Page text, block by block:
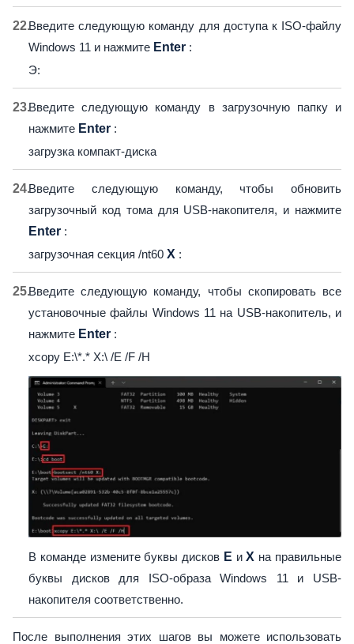
Введите следующую команду для доступа к ISO-файлу
Windows 11 и нажмите Enter :
Э:
Введите следующую команду в загрузочную папку и
нажмите Enter :
загрузка компакт-диска
Введите следующую команду, чтобы обновить
загрузочный код тома для USB-накопителя, и нажмите
Enter :
загрузочная секция /nt60 X :
Введите следующую команду, чтобы скопировать все
установочные файлы Windows 11 на USB-накопитель, и
нажмите Enter :
xcopy E:\*.* X:\ /E /F /H
В команде измените буквы дисков E иX на правильные
буквы дисков для ISO-образа Windows 11 и USB-
накопителя соответственно.
После выполнения этих шагов вы можете использовать